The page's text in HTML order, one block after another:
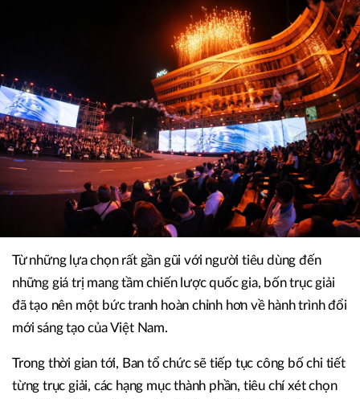
Từ những lựa chọn rất gần gũi với người tiêu dùng đến
những giá trị mang tầm chiến lược quốc gia, bốn trục giải
đã tạo nên một bức tranh hoàn chỉnh hơn về hành trình đổi
mới sáng tạo của Việt Nam.
Trong thời gian tới, Ban tổ chức sẽ tiếp tục công bố chi tiết
từng trục giải, các hạng mục thành phần, tiêu chí xét chọn